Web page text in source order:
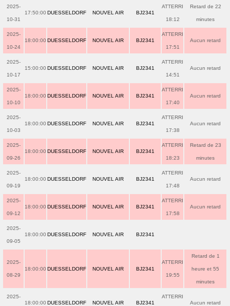
2025-
10-31
17:50:00 DUESSELDORF NOUVEL AIR BJ2341
ATTERRI
18:12
Retard de 22
minutes
2025-
10-24
18:00:00 DUESSELDORF NOUVEL AIR BJ2341
ATTERRI
17:51
Aucun retard
2025-
10-17
15:00:00 DUESSELDORF NOUVEL AIR BJ2341
ATTERRI
14:51
Aucun retard
2025-
10-10
18:00:00 DUESSELDORF NOUVEL AIR BJ2341
ATTERRI
17:40
Aucun retard
2025-
10-03
18:00:00 DUESSELDORF NOUVEL AIR BJ2341
ATTERRI
17:38
Aucun retard
2025-
09-26
18:00:00 DUESSELDORF NOUVEL AIR BJ2341
ATTERRI
18:23
Retard de 23
minutes
2025-
09-19
18:00:00 DUESSELDORF NOUVEL AIR BJ2341
ATTERRI
17:48
Aucun retard
2025-
09-12
18:00:00 DUESSELDORF NOUVEL AIR BJ2341
ATTERRI
17:58
Aucun retard
2025-
09-05
18:00:00 DUESSELDORF NOUVEL AIR BJ2341
2025-
08-29
18:00:00 DUESSELDORF NOUVEL AIR BJ2341
ATTERRI
19:55
Retard de 1
heure et 55
minutes
2025-
18:00:00 DUESSELDORF NOUVEL AIR BJ2341
ATTERRI
Aucun retard